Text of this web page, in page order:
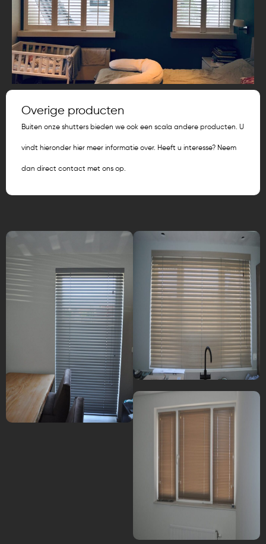
Overige producten
Buiten onze shutters bieden we ook een scala andere producten. U
vindt hieronder hier meer informatie over. Heeft u interesse? Neem
dan direct contact met ons op.